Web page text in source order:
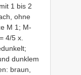
1 bis 2
ohne
M 1; M-
4/5 x.
dunklem
braun,